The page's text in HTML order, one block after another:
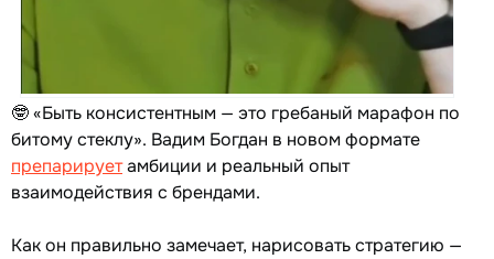
🤓 «Быть консистентным — это гребаный марафон по
битому стеклу». Вадим Богдан в новом формате
препарируетамбиции и реальный опыт
взаимодействия с брендами.
Как он правильно замечает, нарисовать стратегию —